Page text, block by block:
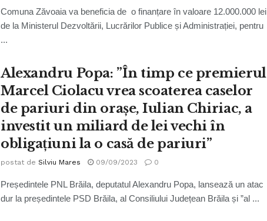
Comuna Zăvoaia va beneficia de o finanțare în valoare 12.000.000 lei
de la Ministerul Dezvoltării, Lucrărilor Publice și Administrației, pentru
...
Alexandru Popa: ”În timp ce premierul
Marcel Ciolacu vrea scoaterea caselor
de pariuri din orașe, Iulian Chiriac, a
investit un miliard de lei vechi în
obligațiuni la o casă de pariuri”
postat de Silviu Mares 09/09/2023 0
Președintele PNL Brăila, deputatul Alexandru Popa, lansează un atac
dur la președintele PSD Brăila, al Consiliului Județean Brăila și ”al ...